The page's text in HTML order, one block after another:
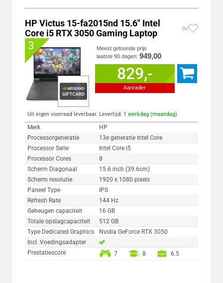
HP Victus 15-fa2015nd 15.6" Intel
Core i5 RTX 3050 Gaming Laptop
9x
3
Meest getoonde prijs
laatste 90 dagen: 949,00
829,-
Aanrader
Uit eigen voorraad leverbaar. Levertijd: 1 werkdag (maandag)
Merk
HP
Processorgeneratie
13e generatie Intel Core
Processor Serie
Intel Core i5
Processor Cores
8
Scherm Diagonaal
15.6 inch (39.6cm)
Scherm resolutie
1920 x 1080 pixels
Paneel Type
IPS
Refresh Rate
144 Hz
Geheugen capaciteit
16 GB
Totale opslagcapaciteit
512 GB
Type Dedicated Graphics
Nvidia GeForce RTX 3050
Incl. Voedingsadapter
Prestatiescore
7 8 6.5